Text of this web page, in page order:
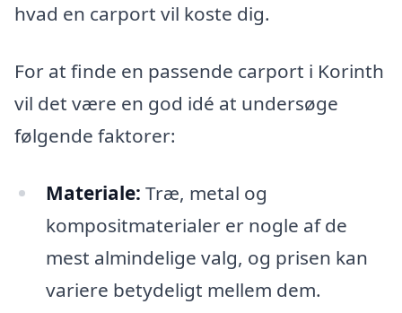
hvad en carport vil koste dig.
For at finde en passende carport i Korinth
vil det være en god idé at undersøge
følgende faktorer:
Materiale: Træ, metal og
kompositmaterialer er nogle af de
mest almindelige valg, og prisen kan
variere betydeligt mellem dem.